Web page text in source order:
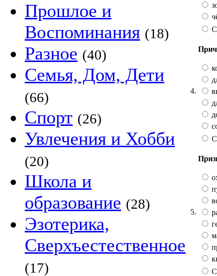
Прошлое и
Воспоминания (18)
Разное (40)
Семья, Дом, Дети
(66)
Спорт (26)
Увлечения и Хобби
(20)
Школа и
образование (28)
Эзотерика,
Сверхъестественное
(17)
4.
5.